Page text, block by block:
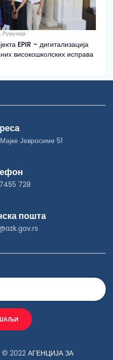
Румунија
EPIR – дигитализација
високошколских исправа
Јевросиме 51
7455 728
пошта
© 2022 АГЕНЦИЈА ЗА